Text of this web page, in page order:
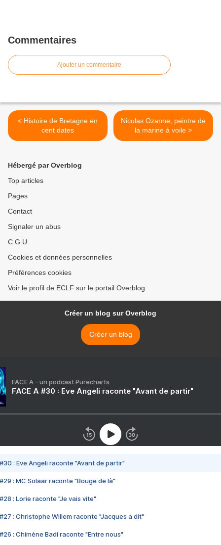
Commentaires
Ajouter un commentaire
< Histoire de Bretagne en
cent dates
Nicolas Ozanne, peintre de
la marine à voile >
Hébergé par Overblog
Top articles
Pages
Contact
Signaler un abus
C.G.U.
Cookies et données personnelles
Préférences cookies
Voir le profil de ECLF sur le portail Overblog
Créer un blog sur Overblog
Créer un blog
FACE A - un podcast Purecharts
FACE A #30 : Eve Angeli raconte "Avant de partir"
#30 : Eve Angeli raconte "Avant de partir"
#29 : MC Solaar raconte "Bouge de là"
#28 : Lorie raconte "Je vais vite"
#27 : Christophe Willem raconte "Jacques a dit"
#26 : Chimène Badi raconte "Entre nous"